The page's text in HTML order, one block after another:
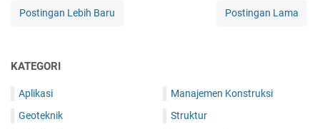
Postingan Lebih Baru Postingan Lama
KATEGORI
Aplikasi
Geoteknik
Manajemen Konstruksi
Struktur